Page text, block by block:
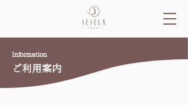
Information
​ご利用案内